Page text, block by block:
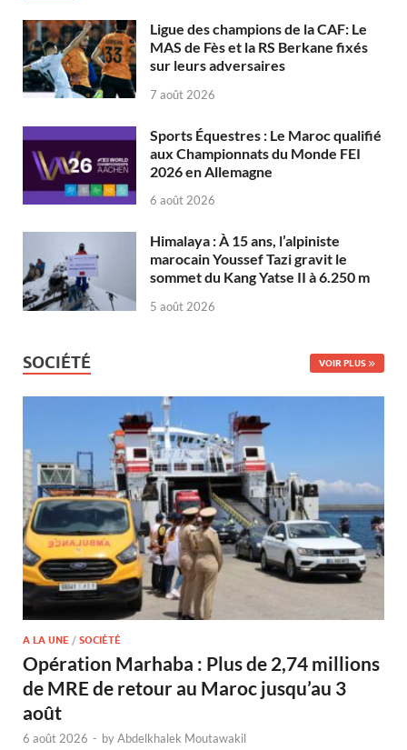
Ligue des champions de la CAF: Le
MAS de Fès et la RS Berkane fixés
sur leurs adversaires
7 août 2026
Sports Équestres : Le Maroc qualifié
aux Championnats du Monde FEI
2026 en Allemagne
6 août 2026
Himalaya : À 15 ans, l’alpiniste
marocain Youssef Tazi gravit le
sommet du Kang Yatse II à 6.250 m
5 août 2026
SOCIÉTÉ VOIR PLUS
A LA UNE / SOCIÉTÉ
Opération Marhaba : Plus de 2,74 millions
de MRE de retour au Maroc jusqu’au 3
août
6 août 2026 - byAbdelkhalek Moutawakil